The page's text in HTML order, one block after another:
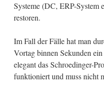
Systeme (DC, ERP-System
restoren.
Im Fall der Fälle hat man
Vortag binnen Sekunden
elegant das Schroedinger-
funktioniert und muss nicht